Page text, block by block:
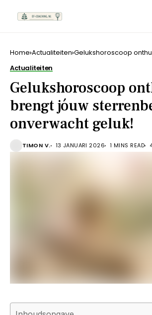
Home Actualiteiten Gelukshoroscoop
Actualiteiten
Gelukshoroscoop
brengt jóuw
onverwacht geluk!
TIMON V. 13 JANUARI 2026 1 MINS READ